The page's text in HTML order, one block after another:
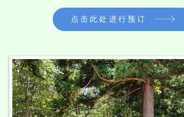
点击此处进行预订